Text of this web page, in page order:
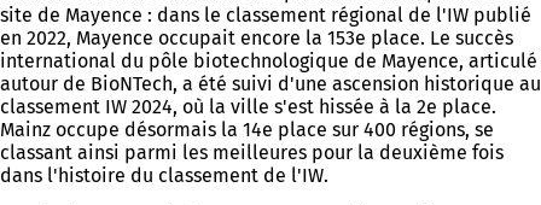
site de Mayence : dans le classement régional de l'IW publié
en 2022, Mayence occupait encore la 153e place. Le succès
international du pôle biotechnologique de Mayence, articulé
autour de BioNTech, a été suivi d'une ascension historique au
classement IW 2024, où la ville s'est hissée à la 2e place.
Mainz occupe désormais la 14e place sur 400 régions, se
classant ainsi parmi les meilleures pour la deuxième fois
dans l'histoire du classement de l'IW.